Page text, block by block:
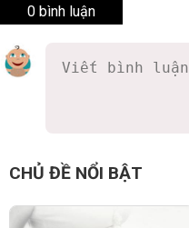
0 bình luận
CHỦ ĐỀ NỔI BẬT